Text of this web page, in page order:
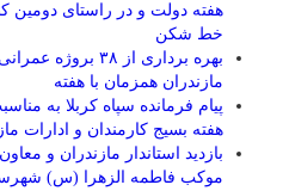
هفته دولت و در راستای دومین
خط شکن
بهره برداری از
مازندران همزمان با هفته
پیام فرمانده سپاه کربلا به
هفته بسیج کارمندان و ادارات
بازدید استاندار مازندران و
موکب فاطمه الزهرا (س)